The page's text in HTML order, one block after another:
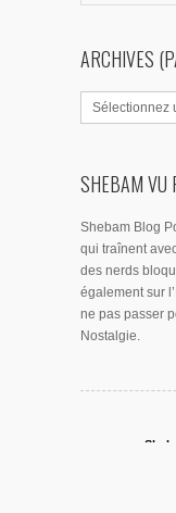
ARCHIVES
SHEBAM VU
Shebam Blog
qui traînent
des nerds
également sur
ne pas passer
Nostalgie.